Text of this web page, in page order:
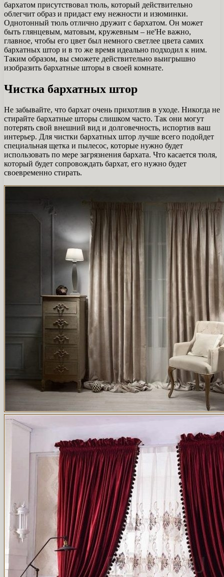
бархатом присутствовал тюль, который действительно
облегчит образ и придаст ему нежности и изюминки.
Однотонный тюль отлично дружит с бархатом. Он может
быть глянцевым, матовым, кружевным – не'Не важно,
главное, чтобы его цвет был немного светлее цвета самих
бархатных штор и в то же время идеально подходил к ним.
Таким образом, вы сможете действительно выигрышно
изобразить бархатные шторы в своей комнате.
Чистка бархатных штор
Не забывайте, что бархат очень прихотлив в уходе. Никогда не
стирайте бархатные шторы слишком часто. Так они могут
потерять свой внешний вид и долговечность, испортив ваш
интерьер. Для чистки бархатных штор лучше всего подойдет
специальная щетка и пылесос, которые нужно будет
использовать по мере загрязнения бархата. Что касается тюля,
который будет сопровождать бархат, его нужно будет
своевременно стирать.